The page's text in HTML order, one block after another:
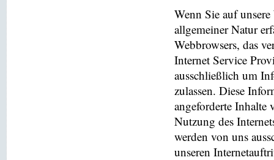
Wenn Sie auf
allgemeiner Natur
Webbrowsers, das
Internet Service
ausschließlich um
zulassen. Diese
angeforderte Inhalte
Nutzung des
werden von uns
unseren